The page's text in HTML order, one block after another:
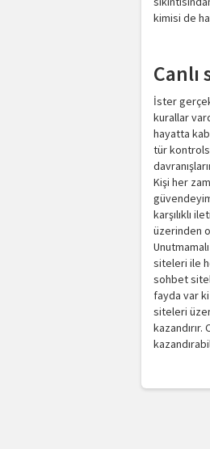
kimisi de
İster
kurallar
hayatta
tür
Kişi her
karşılıklı
üzerinden
siteleri ile
sohbet
fayda var
siteleri